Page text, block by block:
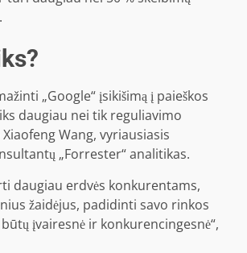
„Google“ įsikišimą į paieškos
daugiau nei tik reguliavimo
Wang, vyriausiasis
„Forrester“ analitikas.
daugiau erdvės konkurentams,
žaidėjus, padidinti savo rinkos
įvairesnė ir konkurencingesnė“,